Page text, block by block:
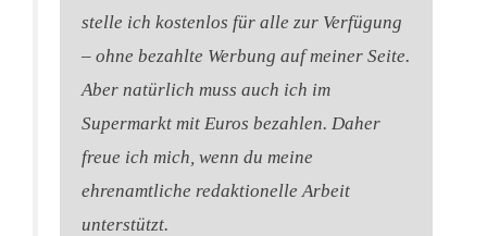
stelle ich kostenlos für alle zur Verfügung
– ohne bezahlte Werbung auf meiner Seite.
Aber natürlich muss auch ich im
Supermarkt mit Euros bezahlen. Daher
freue ich mich, wenn du meine
ehrenamtliche redaktionelle Arbeit
unterstützt.